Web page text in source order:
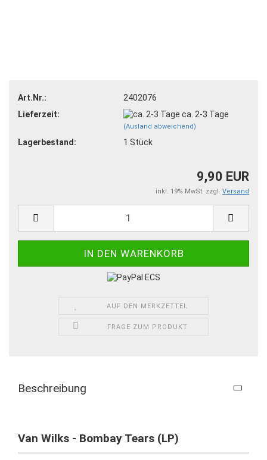
Art.Nr.:
2402076
Lieferzeit:
ca. 2-3 Tage
(Ausland abweichend)
Lagerbestand: 1 Stück
9,90 EUR
inkl. 19% MwSt. zzgl. Versand
AUF DEN MERKZETTEL
FRAGE ZUM PRODUKT
Beschreibung
Van Wilks - Bombay Tears (LP)